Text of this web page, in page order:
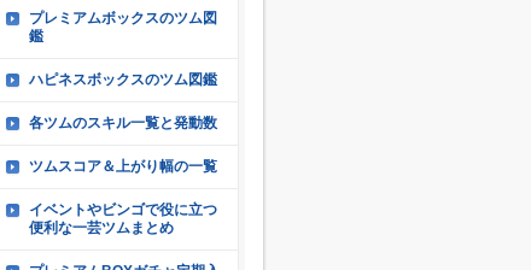
プレミアムボックスのツム図
鑑
ハピネスボックスのツム図鑑
各ツムのスキル一覧と発動数
ツムスコア＆上がり幅の一覧
イベントやビンゴで役に立つ
便利な一芸ツムまとめ